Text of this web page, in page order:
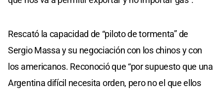
Rescató la capacidad de “piloto de tormenta” de
Sergio Massa y su negociación con los chinos y con
los americanos. Reconoció que “por supuesto que una
Argentina difícil necesita orden, pero no el que ellos